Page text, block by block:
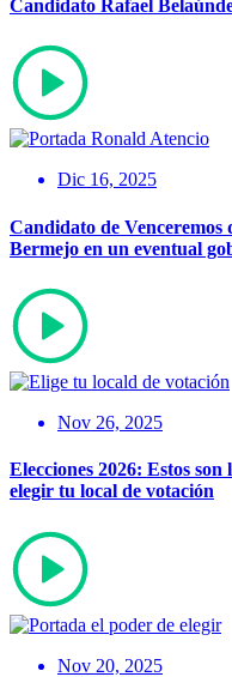
Candidato Rafael
Dic 16, 2025
Candidato de
Bermejo en un eventual
Nov 26, 2025
Elecciones 2026: Estos son
elegir tu local de votación
Nov 20, 2025